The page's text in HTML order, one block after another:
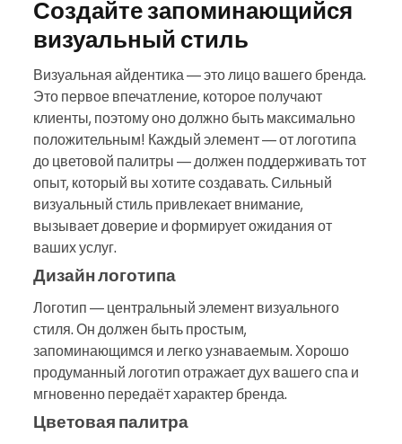
Создайте запоминающийся
визуальный стиль
Визуальная айдентика — это лицо вашего бренда.
Это первое впечатление, которое получают
клиенты, поэтому оно должно быть максимально
положительным! Каждый элемент — от логотипа
до цветовой палитры — должен поддерживать тот
опыт, который вы хотите создавать. Сильный
визуальный стиль привлекает внимание,
вызывает доверие и формирует ожидания от
ваших услуг.
Дизайн логотипа
Логотип — центральный элемент визуального
стиля. Он должен быть простым,
запоминающимся и легко узнаваемым. Хорошо
продуманный логотип отражает дух вашего спа и
мгновенно передаёт характер бренда.
Цветовая палитра